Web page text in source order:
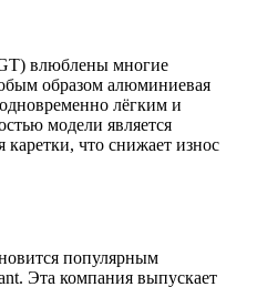
влюблены многие
образом алюминиевая
лёгким и
модели является
каретки, что снижает износ
популярным
Эта компания выпускает